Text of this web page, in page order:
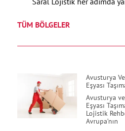
TÜM BÖLGELER
Avusturya
Eşyası
Avusturya
Eşyası
Lojistik
Avrupa’nın